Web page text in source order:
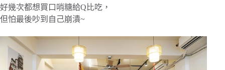
好幾次都想買口哨糖給Q比吃，
但怕最後吵到自己崩潰~